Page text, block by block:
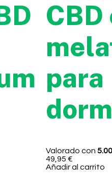
CBD
para
Valorado con 5.00
49,95 €
Añadir al carrito